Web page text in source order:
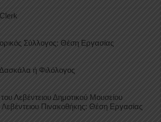
Σύλλογος: Θέση Εργασίας
Δασκάλα ή Φιλόλογος
Λεβέντειου Δημοτικού Μουσείου
Λεβέντειου Πινακοθήκης: Θέση Εργασίας